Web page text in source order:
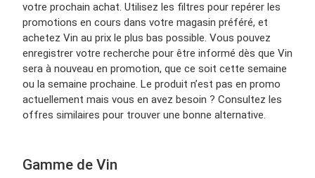
votre prochain achat. Utilisez les filtres pour repérer les
promotions en cours dans votre magasin préféré, et
achetez Vin au prix le plus bas possible. Vous pouvez
enregistrer votre recherche pour être informé dès que Vin
sera à nouveau en promotion, que ce soit cette semaine
ou la semaine prochaine. Le produit n’est pas en promo
actuellement mais vous en avez besoin ? Consultez les
offres similaires pour trouver une bonne alternative.
Gamme de Vin